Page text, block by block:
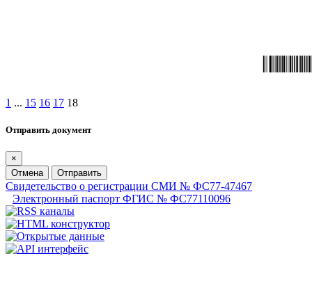
1 ... 15 16 17 18
Отправить документ
×
Отмена
Отправить
Свидетельство о регистрации СМИ № ФС77-47467
Электронный паспорт ФГИС № ФС77110096